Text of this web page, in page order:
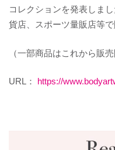
コレクションを発表しま
貨店、スポーツ量販店等
（一部商品はこれから販
URL： https://